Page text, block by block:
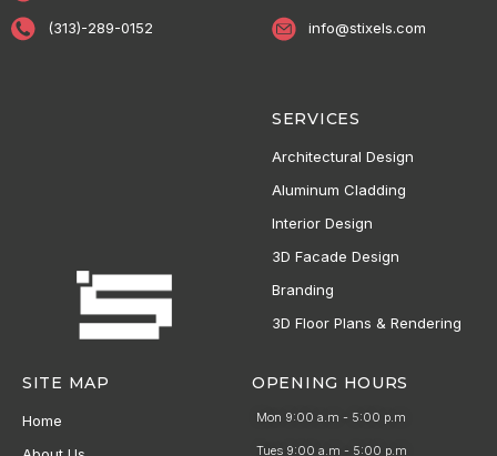
(313)-289-0152 info@stixels.com
SERVICES
Architectural Design
Aluminum Cladding
Interior Design
3D Facade Design
Branding
3D Floor Plans & Rendering
SITE MAP
Home
OPENING HOURS
Mon 9:00 a.m - 5:00 p.m
Tues 9:00 a.m - 5:00 p.m